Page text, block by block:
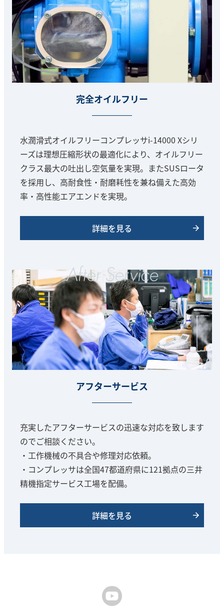
完全オイルフリー
水潤滑式オイルフリーコンプレッサi-14000 Xシリ
ーズは理想圧縮形状の最適化により、オイルフリー
クラス最大の吐出し空気量を実現。またSUSロータ
を採用し、高耐食性・耐磨耗性を兼ね備えた高効
率・高性能エアエンドを実現。
詳細を見る
アフターサービス
充実したアフターサービスの迅速な対応を致します
のでご相談ください。
・工作機械の不具合や修理対応依頼。
・コンプレッサは全国47都道府県に121拠点の三井
精機指定サービス工場を配備。
詳細を見る